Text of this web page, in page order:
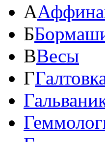
А
Б
ВВесы
Г